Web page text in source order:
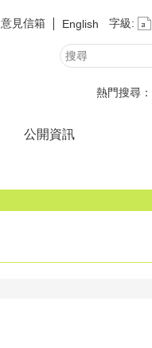
意見信箱 English 字級:
熱門搜尋：
公開資訊